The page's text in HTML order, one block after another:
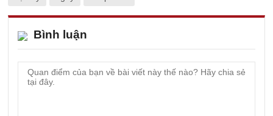
Bình luận